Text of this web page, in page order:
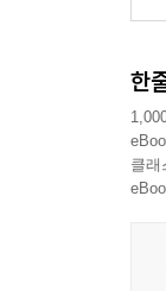
한
클래